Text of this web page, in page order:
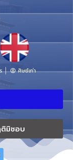
ศิษย์เก่า
ติมิชอบ